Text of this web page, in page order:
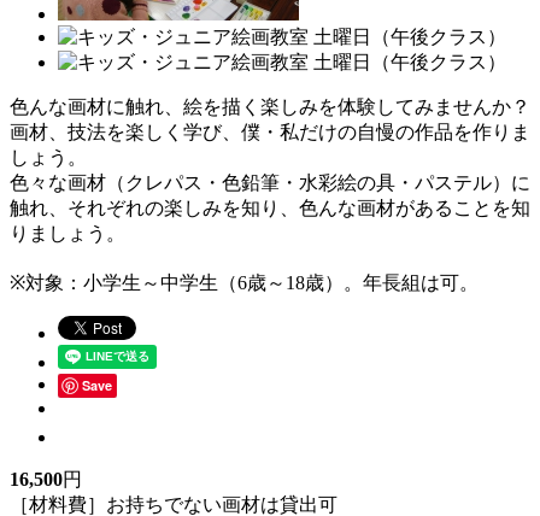
色んな画材に触れ、絵を描く楽しみを体験してみませんか？
画材、技法を楽しく学び、僕・私だけの自慢の作品を作りま
しょう。
色々な画材（クレパス・色鉛筆・水彩絵の具・パステル）に
触れ、それぞれの楽しみを知り、色んな画材があることを知
りましょう。
※対象：小学生～中学生（6歳～18歳）。年長組は可。
Save
16,500円
［材料費］お持ちでない画材は貸出可